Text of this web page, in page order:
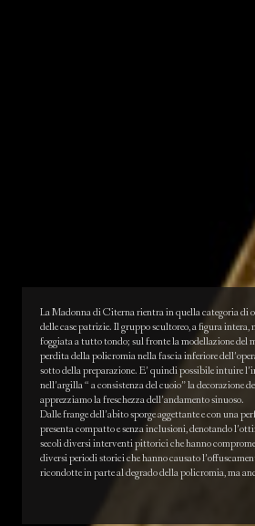
La Madonna di Citerna rientra in quella categoria di
delle case patrizie. Il gruppo scultoreo, a figura
foggiata a tutto tondo; sul fronte la modellazione del
perdita della policromia nella fascia inferiore
sotto della preparazione. E’ quindi possibile intuire
nell’argilla “ a consistenza del cuoio” la decorazione
apprezziamo la freschezza dell’andamento sinuoso.
Dalle frange dell’abito sporge aggettante e con una
presenta compatto e senza inclusioni, denotando
secoli diversi interventi pittorici che hanno
diversi periodi storici che hanno causato
ricondotte in parte al degrado della policromia, ma